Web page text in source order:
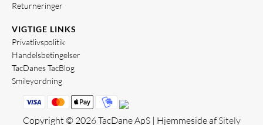
Returneringer
VIGTIGE LINKS
Privatlivspolitik
Handelsbetingelser
TacDanes TacBlog
Smileyordning
Copyright © 2026 TacDane ApS | Hjemmeside af Sitely